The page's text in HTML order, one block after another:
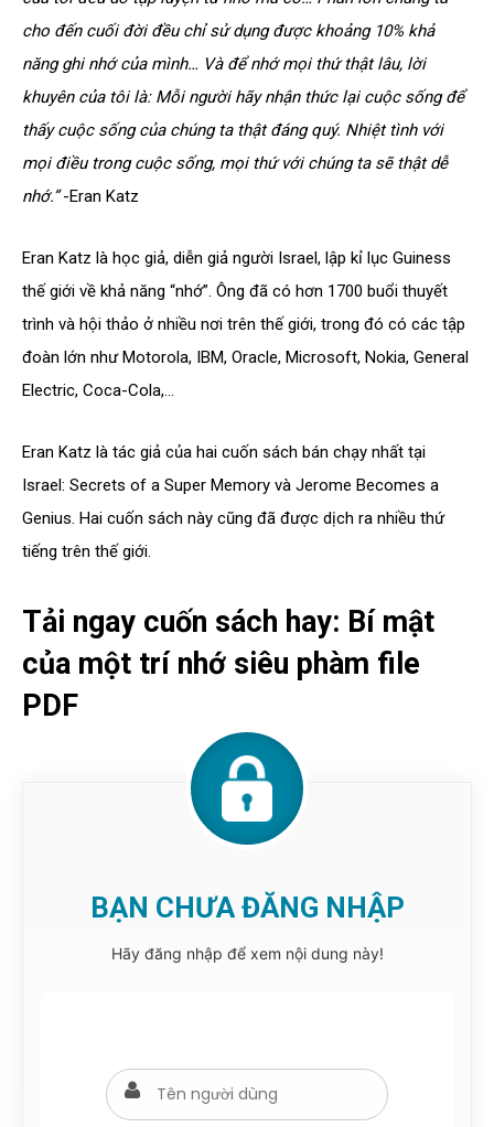
cho đến cuối đời đều chỉ sử dụng được khoảng 10% khả
năng ghi nhớ của mình… Và để nhớ mọi thứ thật lâu, lời
khuyên của tôi là: Mỗi người hãy nhận thức lại cuộc sống để
thấy cuộc sống của chúng ta thật đáng quý. Nhiệt tình với
mọi điều trong cuộc sống, mọi thứ với chúng ta sẽ thật dễ
nhớ.”-Eran Katz
Eran Katz là học giả, diễn giả người Israel, lập kỉ lục Guiness
thế giới về khả năng “nhớ”. Ông đã có hơn 1700 buổi thuyết
trình và hội thảo ở nhiều nơi trên thế giới, trong đó có các tập
đoàn lớn như Motorola, IBM, Oracle, Microsoft, Nokia, General
Electric, Coca-Cola,…
Eran Katz là tác giả của hai cuốn sách bán chạy nhất tại
Israel: Secrets of a Super Memory và Jerome Becomes a
Genius. Hai cuốn sách này cũng đã được dịch ra nhiều thứ
tiếng trên thế giới.
Tải ngay cuốn sách hay: Bí mật
của một trí nhớ siêu phàm file
PDF
BẠN CHƯA ĐĂNG NHẬP
Hãy đăng nhập để xem nội dung này!